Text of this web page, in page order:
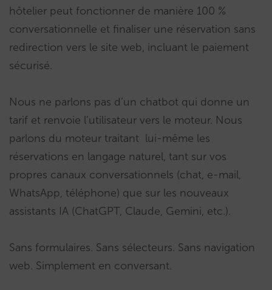
hôtelier peut fonctionner de manière 100 %
conversationnelle et finaliser une réservation sans
redirection vers le site web, incluant le paiement
sécurisé.
Nous ne parlons pas d’un chatbot qui donne un
tarif et renvoie l’utilisateur vers le moteur. Nous
parlons du moteur traitant lui-même les
réservations en langage naturel, tant sur vos
propres canaux conversationnels (chat, e-mail,
WhatsApp, téléphone) que sur les nouveaux
assistants IA (ChatGPT, Claude, Gemini, etc.).
Sans formulaires. Sans sélecteurs. Sans navigation
web. Simplement en conversant.